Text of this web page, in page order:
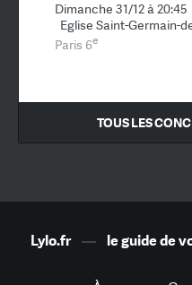
Dimanche 31/12 à 20:45
Eglise Saint-Germain-
Paris 6e
TOUS LES
Lylo.fr— le guide de